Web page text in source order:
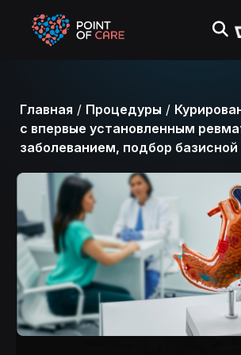
Главная / Процедуры /
с впервые установленным
заболеванием, подбор базисной